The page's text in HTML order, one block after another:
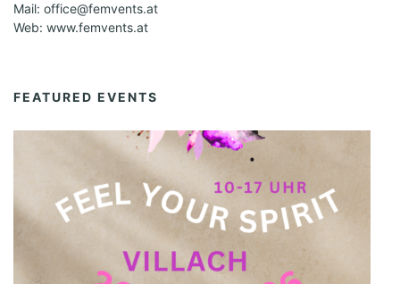
Mail: office@femvents.at
Web: www.femvents.at
FEATURED EVENTS